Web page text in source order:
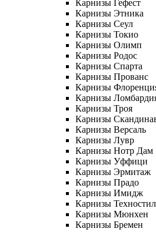
Карнизы Гефест
Карнизы Этника
Карнизы Сеул
Карнизы Токио
Карнизы Олимп
Карнизы Родос
Карнизы Спарта
Карнизы Прованс
Карнизы
Карнизы
Карнизы Троя
Карнизы
Карнизы Версаль
Карнизы Лувр
Карнизы Нотр Дам
Карнизы Уффици
Карнизы Эрмитаж
Карнизы Прадо
Карнизы Имидж
Карнизы
Карнизы Мюнхен
Карнизы Бремен